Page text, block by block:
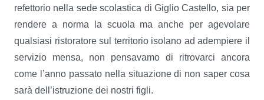
refettorio nella sede scolastica di Giglio Castello, sia per
rendere a norma la scuola ma anche per agevolare
qualsiasi ristoratore sul territorio isolano ad adempiere il
servizio mensa, non pensavamo di ritrovarci ancora
come l’anno passato nella situazione di non saper cosa
sarà dell’istruzione dei nostri figli.